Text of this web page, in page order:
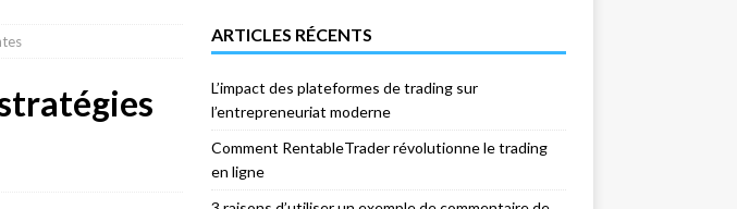
ARTICLES RÉCENTS
L’impact des plateformes de trading sur
l’entrepreneuriat moderne
Comment RentableTrader révolutionne le trading
en ligne